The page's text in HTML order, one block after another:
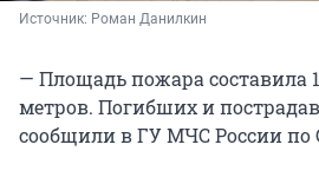
Источник: Роман Данилкин
— Площадь пожара составила
метров. Погибших и
сообщили в ГУ МЧС России по